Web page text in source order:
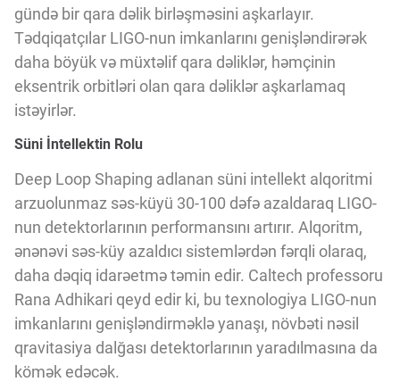
Innovasiya Bələdçisi
Gələcəyin Təhlili
Podkastlar
gündə bir qara dəlik birləşməsini aşkarlayır.
Tədqiqatçılar LIGO-nun imkanlarını genişləndirərək
daha böyük və müxtəlif qara dəliklər, həmçinin
eksentrik orbitləri olan qara dəliklər aşkarlamaq
istəyirlər.
Süni İntellektin Rolu
Deep Loop Shaping adlanan süni intellekt alqoritmi
arzuolunmaz səs-küyü 30-100 dəfə azaldaraq LIGO-
nun detektorlarının performansını artırır. Alqoritm,
ənənəvi səs-küy azaldıcı sistemlərdən fərqli olaraq,
daha dəqiq idarəetmə təmin edir. Caltech professoru
Rana Adhikari qeyd edir ki, bu texnologiya LIGO-nun
imkanlarını genişləndirməklə yanaşı, növbəti nəsil
qravitasiya dalğası detektorlarının yaradılmasına da
kömək edəcək.